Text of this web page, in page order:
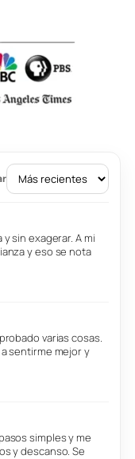
sin exagerar. A mi
y eso se nota
varias cosas.
sentirme mejor y
simples y me
y descanso. Se